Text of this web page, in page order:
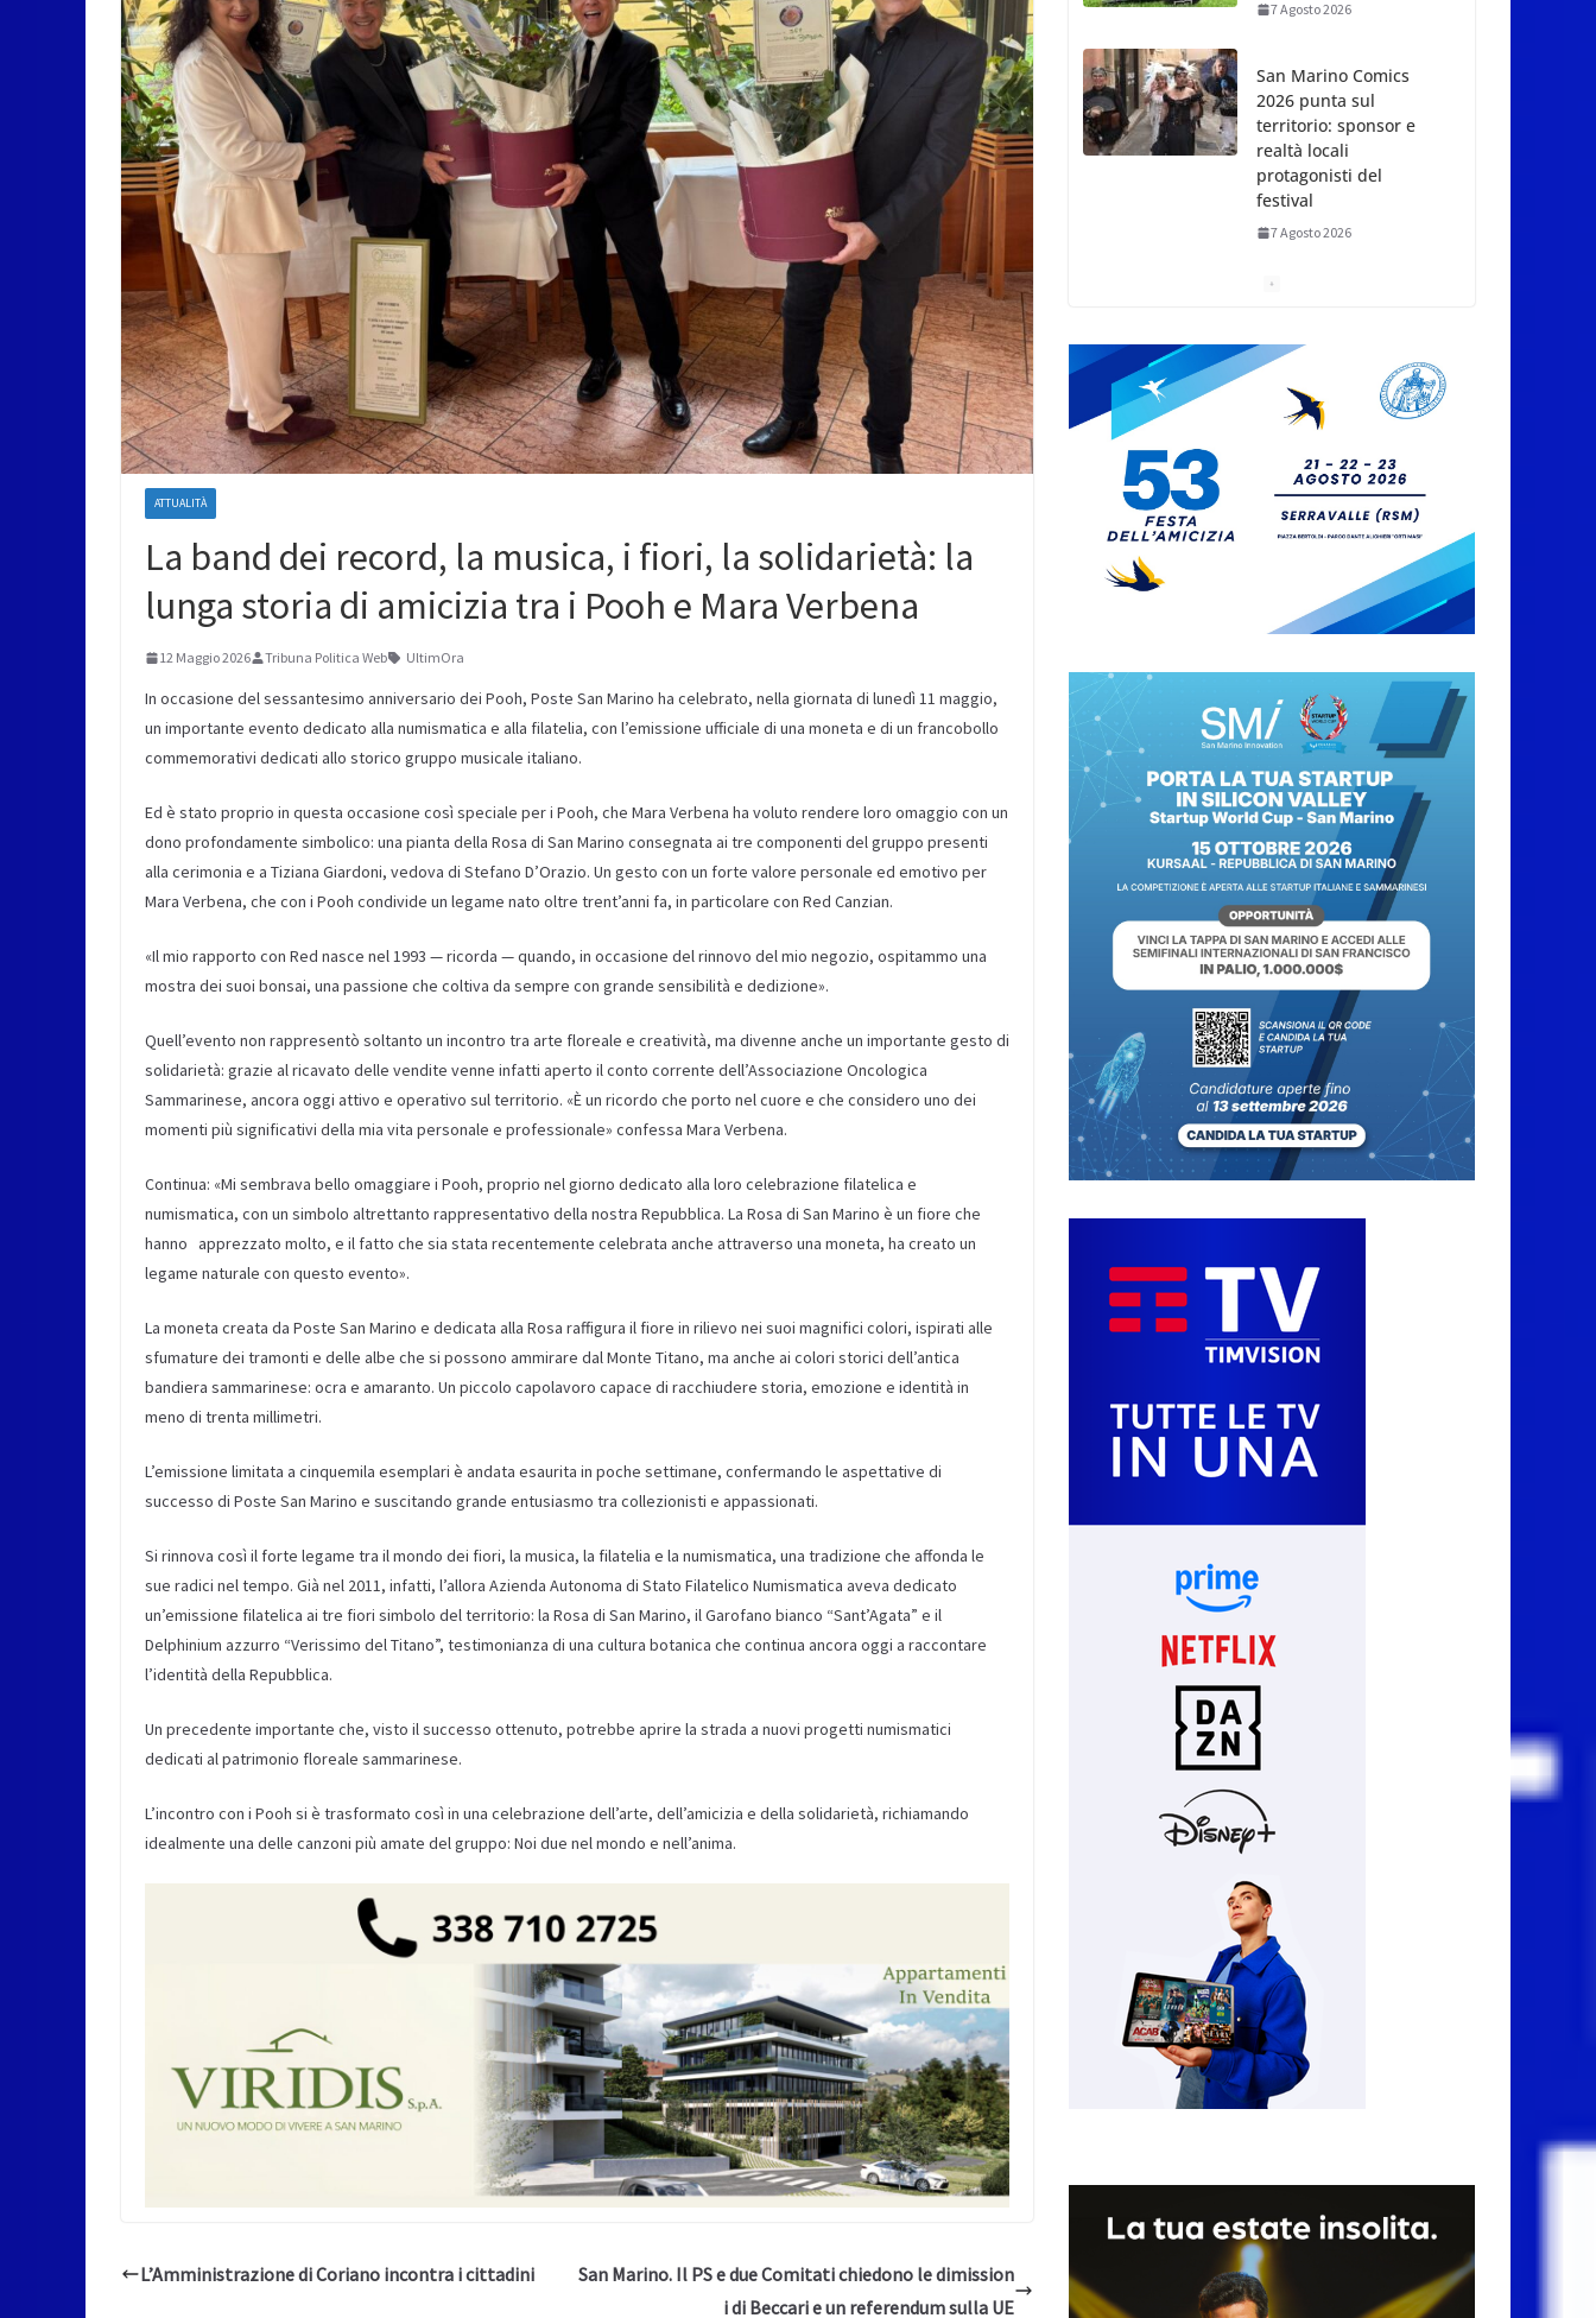
ATTUALITÀ
La band dei record, la musica, i fiori, la solidarietà: la
lunga storia di amicizia tra i Pooh e Mara Verbena
12 Maggio 2026 Tribuna Politica Web UltimOra
In occasione del sessantesimo anniversario dei Pooh, Poste San Marino ha celebrato, nella giornata di lunedì 11 maggio,
un importante evento dedicato alla numismatica e alla filatelia, con l’emissione ufficiale di una moneta e di un francobollo
commemorativi dedicati allo storico gruppo musicale italiano.
Ed è stato proprio in questa occasione così speciale per i Pooh, che Mara Verbena ha voluto rendere loro omaggio con un
dono profondamente simbolico: una pianta della Rosa di San Marino consegnata ai tre componenti del gruppo presenti
alla cerimonia e a Tiziana Giardoni, vedova di Stefano D’Orazio. Un gesto con un forte valore personale ed emotivo per
Mara Verbena, che con i Pooh condivide un legame nato oltre trent’anni fa, in particolare con Red Canzian.
«Il mio rapporto con Red nasce nel 1993 — ricorda — quando, in occasione del rinnovo del mio negozio, ospitammo una
mostra dei suoi bonsai, una passione che coltiva da sempre con grande sensibilità e dedizione».
Quell’evento non rappresentò soltanto un incontro tra arte floreale e creatività, ma divenne anche un importante gesto di
solidarietà: grazie al ricavato delle vendite venne infatti aperto il conto corrente dell’Associazione Oncologica
Sammarinese, ancora oggi attivo e operativo sul territorio. «È un ricordo che porto nel cuore e che considero uno dei
momenti più significativi della mia vita personale e professionale» confessa Mara Verbena.
Continua: «Mi sembrava bello omaggiare i Pooh, proprio nel giorno dedicato alla loro celebrazione filatelica e
numismatica, con un simbolo altrettanto rappresentativo della nostra Repubblica. La Rosa di San Marino è un fiore che
hanno apprezzato molto, e il fatto che sia stata recentemente celebrata anche attraverso una moneta, ha creato un
legame naturale con questo evento».
La moneta creata da Poste San Marino e dedicata alla Rosa raffigura il fiore in rilievo nei suoi magnifici colori, ispirati alle
sfumature dei tramonti e delle albe che si possono ammirare dal Monte Titano, ma anche ai colori storici dell’antica
bandiera sammarinese: ocra e amaranto. Un piccolo capolavoro capace di racchiudere storia, emozione e identità in
meno di trenta millimetri.
L’emissione limitata a cinquemila esemplari è andata esaurita in poche settimane, confermando le aspettative di
successo di Poste San Marino e suscitando grande entusiasmo tra collezionisti e appassionati.
Si rinnova così il forte legame tra il mondo dei fiori, la musica, la filatelia e la numismatica, una tradizione che affonda le
sue radici nel tempo. Già nel 2011, infatti, l’allora Azienda Autonoma di Stato Filatelico Numismatica aveva dedicato
un’emissione filatelica ai tre fiori simbolo del territorio: la Rosa di San Marino, il Garofano bianco “Sant’Agata” e il
Delphinium azzurro “Verissimo del Titano”, testimonianza di una cultura botanica che continua ancora oggi a raccontare
l’identità della Repubblica.
Un precedente importante che, visto il successo ottenuto, potrebbe aprire la strada a nuovi progetti numismatici
dedicati al patrimonio floreale sammarinese.
L’incontro con i Pooh si è trasformato così in una celebrazione dell’arte, dell’amicizia e della solidarietà, richiamando
idealmente una delle canzoni più amate del gruppo: Noi due nel mondo e nell’anima.
L’Amministrazione di Coriano incontra i cittadini
San Marino. Il PS e due Comitati chiedono le dimission
i di Beccari e un referendum sulla UE
7 Agosto 2026
San Marino Comics
2026 punta sul
territorio: sponsor e
realtà locali
protagonisti del
festival
7 Agosto 2026
verso l’ora del
tramonto. I luoghi del
territorio dove si potrà
ammirare
7 Agosto 2026
San Marino, stop agli
abbruciamenti di
residui agricoli e
vegetali fino al 15
settembre. Previste
Caccuri celebra
Roberto Sergio:
cittadinanza onoraria,
chiavi della città e
premio alla carriera
7 Agosto 2026